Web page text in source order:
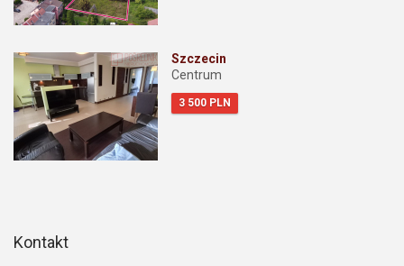
Szczecin
Centrum
3 500 PLN
Kontakt